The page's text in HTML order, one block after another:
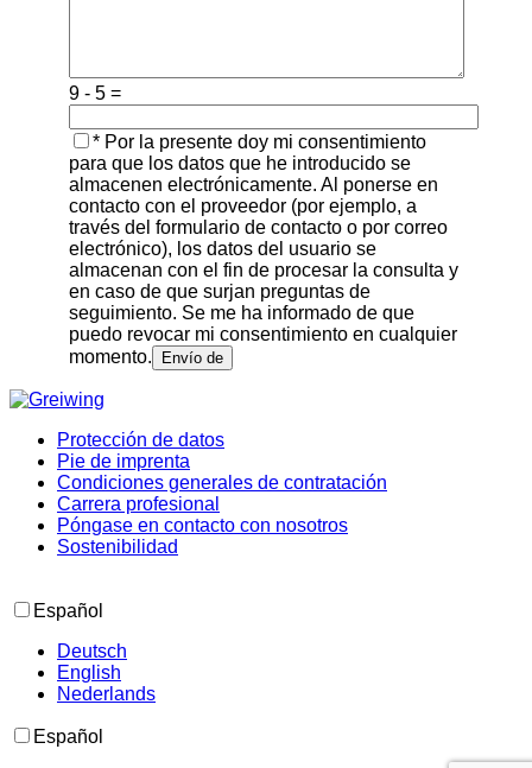
9 - 5 =
Por favor, deje este campo vacío.
* Por la presente doy mi consentimiento
para que los datos que he introducido se
almacenen electrónicamente. Al ponerse en
contacto con el proveedor (por ejemplo, a
través del formulario de contacto o por correo
electrónico), los datos del usuario se
almacenan con el fin de procesar la consulta y
en caso de que surjan preguntas de
seguimiento. Se me ha informado de que
puedo revocar mi consentimiento en cualquier
momento.
Protección de datos
Pie de imprenta
Condiciones generales de contratación
Carrera profesional
Póngase en contacto con nosotros
Sostenibilidad
Español
Deutsch
English
Nederlands
Español